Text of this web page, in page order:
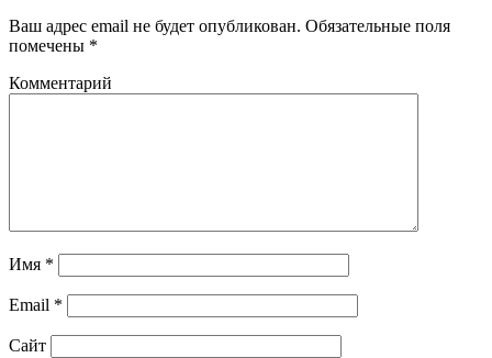
Ваш адрес email не будет опубликован. Обязательные поля
помечены *
Комментарий
Имя *
Email *
Сайт